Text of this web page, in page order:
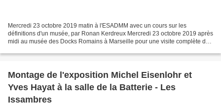
Mercredi 23 octobre 2019 matin à l'ESADMM avec un cours sur les
définitions d'un musée, par Ronan Kerdreux Mercredi 23 octobre 2019 après
midi au musée des Docks Romains à Marseille pour une visite complète de
Montage de l'exposition Michel Eisenlohr et
Yves Hayat à la salle de la Batterie - Les
Issambres